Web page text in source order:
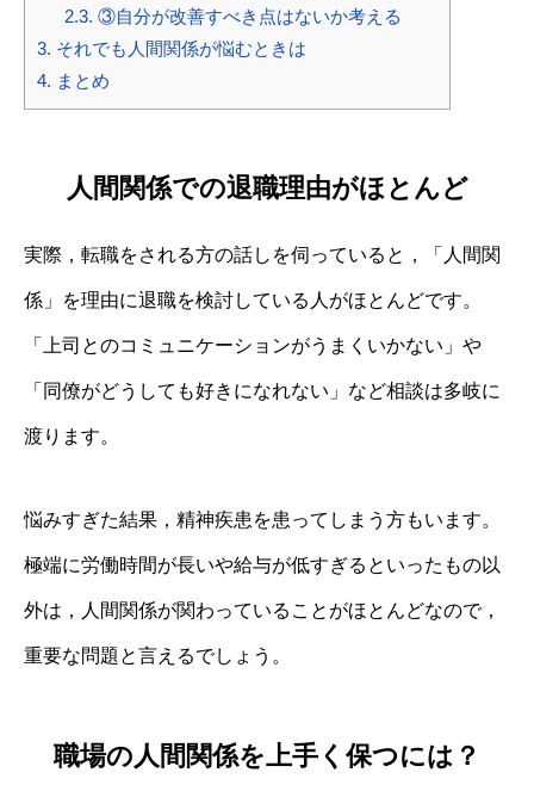
2.3. ③自分が改善すべき点はないか考える
3. それでも人間関係が悩むときは
4. まとめ
人間関係での退職理由がほとんど
実際，転職をされる方の話しを伺っていると，「人間関
係」を理由に退職を検討している人がほとんどです。
「上司とのコミュニケーションがうまくいかない」や
「同僚がどうしても好きになれない」など相談は多岐に
渡ります。
悩みすぎた結果，精神疾患を患ってしまう方もいます。
極端に労働時間が長いや給与が低すぎるといったもの以
外は，人間関係が関わっていることがほとんどなので，
重要な問題と言えるでしょう。
職場の人間関係を上手く保つには？